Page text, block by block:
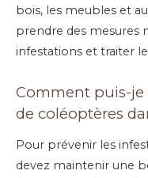
bois, les meubles et
prendre des mesures
infestations et traiter
Comment puis-je
de coléoptères
Pour prévenir les
devez maintenir une